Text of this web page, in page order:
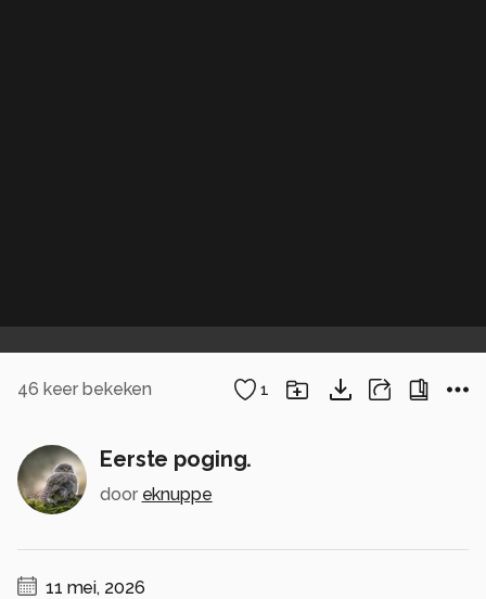
46 keer bekeken 1
Eerste poging.
door eknuppe
11 mei, 2026